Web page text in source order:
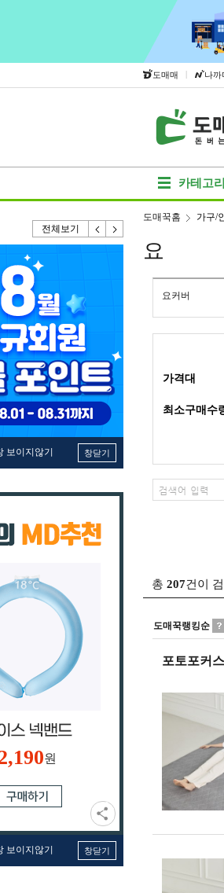
도매매 | 나까
카테고리
전체보기
보이지않기 창닫기
원
보이지않기 창닫기
도매꾹홈 가구/
요
요커버
가격대
최소구매수
총 207건이
도매꾹랭킹순
포토포커스